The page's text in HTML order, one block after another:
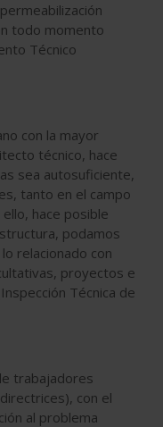
todo momento
Técnico
con la mayor
técnico, hace
sea autosuficiente,
tanto en el campo
hace posible
podamos
relacionado con
proyectos e
Técnica de
trabajadores
con el
al problema